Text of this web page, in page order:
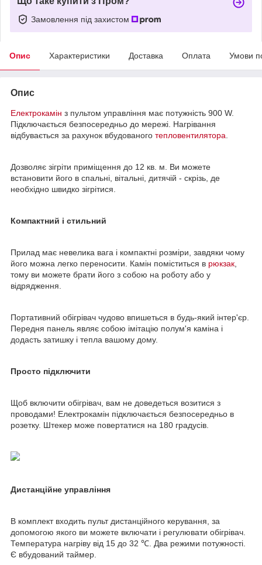
Замовлення під захистом
Опис Характеристики Доставка Оплата Умови
Опис
Електрокамін з пультом управління має потужність 900 W.
Підключається безпосередньо до мережі. Нагрівання
відбувається за рахунок вбудованого тепловентилятора
Дозволяє зігріти приміщення до 12 кв. м. Ви можете
встановити його в спальні, вітальні, дитячій - скрізь, де
необхідно швидко зігрітися.
Компактний і стильний
Прилад має невелика вага і компактні розміри, завдяки чому
його можна легко переносити. Камін поміститься в рюкзак
тому ви можете брати його з собою на роботу або у
відрядження.
Портативний обігрівач чудово впишеться в будь-який інтер'єр.
Передня панель являє собою імітацію полум'я каміна і
додасть затишку і тепла вашому дому.
Просто підключити
Щоб включити обігрівач, вам не доведеться возитися з
проводами! Електрокамін підключається безпосередньо в
розетку. Штекер може повертатися на 180 градусів.
Дистанційне управління
В комплект входить пульт дистанційного керування, за
допомогою якого ви можете включати і регулювати обігрівач.
Температура нагріву від 15 до 32 ℃. Два режими потужності.
Є вбудований таймер.